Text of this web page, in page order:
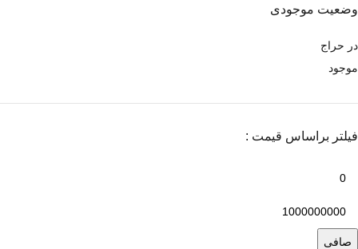
وضعیت موجودی
در حراج
موجود
فیلتر براساس قیمت :
صافی